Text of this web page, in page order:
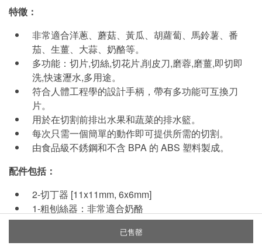
已售罄
特徵：
非常適合洋蔥、蘑菇、黃瓜、胡蘿蔔、馬鈴薯、番
茄、生薑、大蒜、奶酪等。
多功能：切片,切絲,切花片,削皮刀,磨蓉,磨薑,即切即
洗,快速瀝水,多用途。
符合人體工程學的設計手柄，帶有多功能可互換刀
片。
用於在切割前排出水果和蔬菜的排水籃。
每次只需一個簡單的動作即可提供所需的切割。
由食品級不銹鋼和不含 BPA 的 ABS 塑料製成。
配件包括：
2-切丁器 [11x11mm, 6x6mm]
1-粗刨絲器：非常適合奶酪
1-波浪切片器：非常適合準備薯仔、葫蘆蔔或南瓜、
做薯條，甚至做涼拌捲心菜